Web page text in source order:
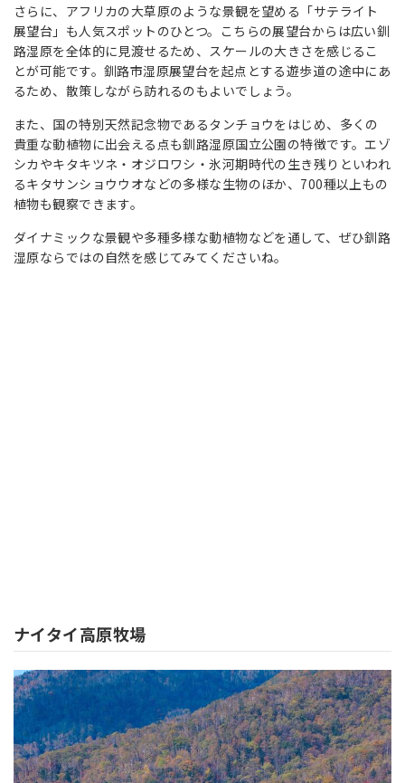
さらに、アフリカの大草原のような景観を望める「サテライト
展望台」も人気スポットのひとつ。こちらの展望台からは広い釧
路湿原を全体的に見渡せるため、スケールの大きさを感じるこ
とが可能です。釧路市湿原展望台を起点とする遊歩道の途中にあ
るため、散策しながら訪れるのもよいでしょう。
また、国の特別天然記念物であるタンチョウをはじめ、多くの
貴重な動植物に出会える点も釧路湿原国立公園の特徴です。エゾ
シカやキタキツネ・オジロワシ・氷河期時代の生き残りといわれ
るキタサンショウウオなどの多様な生物のほか、700種以上もの
植物も観察できます。
ダイナミックな景観や多種多様な動植物などを通して、ぜひ釧路
湿原ならではの自然を感じてみてくださいね。
ナイタイ高原牧場